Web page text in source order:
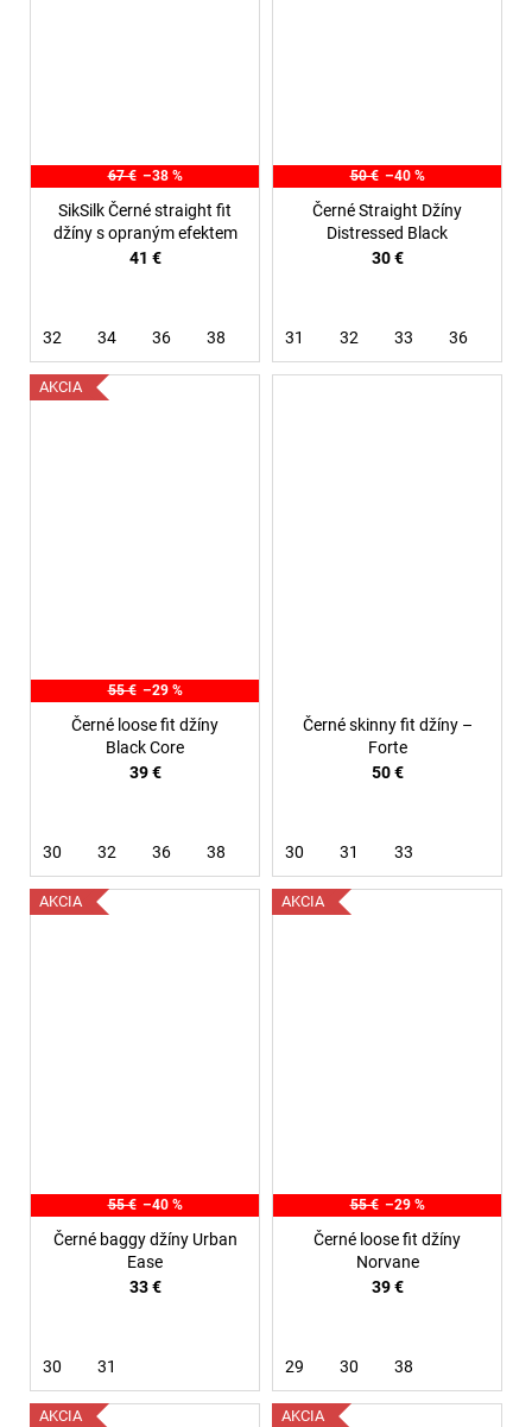
67 € –38 %
SikSilk Černé straight fit
džíny s opraným efektem
41 €
32 34 36 38
50 € –40 %
Černé Straight Džíny
Distressed Black
30 €
31 32 33 36
AKCIA
55 € –29 %
Černé loose fit džíny
Black Core
39 €
30 32 36 38
Černé skinny fit džíny –
Forte
50 €
30 31 33
AKCIA
55 € –40 %
Černé baggy džíny Urban
Ease
33 €
30 31
AKCIA
55 € –29 %
Černé loose fit džíny
Norvane
39 €
29 30 38
AKCIA AKCIA